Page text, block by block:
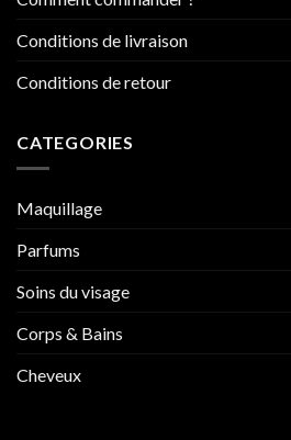
Conditions de livraison
Conditions de retour
CATEGORIES
Maquillage
Parfums
Soins du visage
Corps & Bains
Cheveux